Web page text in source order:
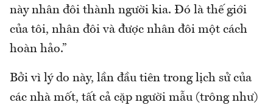
này nhân đôi thành người kia. Đó là thế giới
của tôi, nhân đôi và được nhân đôi một cách
hoàn hảo.”
Bởi vì lý do này, lần đầu tiên trong lịch sử của
các nhà mốt, tất cả cặp người mẫu (trông như)